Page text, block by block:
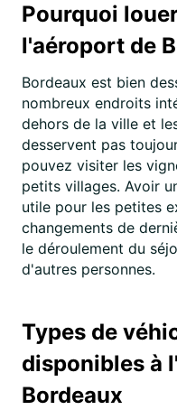
Pourquoi
l'aéroport de
Bordeaux est bien
nombreux endroits
dehors de la ville et
desservent pas
pouvez visiter les
petits villages. Avoir
utile pour les petites
changements de
le déroulement du
d'autres personnes.
Types de
disponibles à
Bordeaux